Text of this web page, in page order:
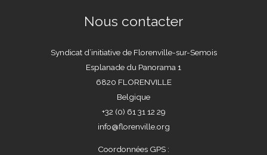
Nous contacter
Syndicat d’initiative de Florenville-sur-Semois
Esplanade du Panorama 1
6820 FLORENVILLE
Belgique
+32 (0) 61 31 12 29
info@florenville.org
Coordonnées GPS :